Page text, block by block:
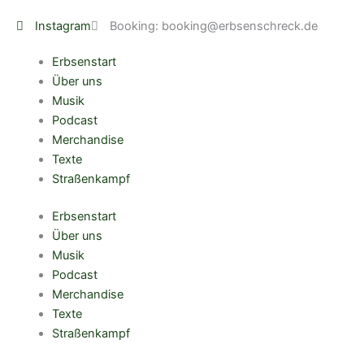
Inhalt
Instagram Booking: booking@erbsenschreck.de
Erbsenstart
Über uns
Musik
Podcast
Merchandise
Texte
Straßenkampf
Erbsenstart
Über uns
Musik
Podcast
Merchandise
Texte
Straßenkampf